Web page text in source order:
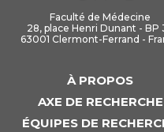
Faculté de Médecine
28, place Henri Dunant - BP
63001 Clermont-Ferrand -
À PROPOS
AXE DE RECHERCHE
ÉQUIPES DE